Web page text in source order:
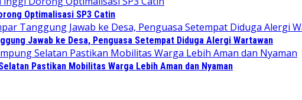
Optimalisasi SP3 Catin
Jawab ke Desa, Penguasa Setempat Diduga Alergi Wartawan
Pastikan Mobilitas Warga Lebih Aman dan Nyaman